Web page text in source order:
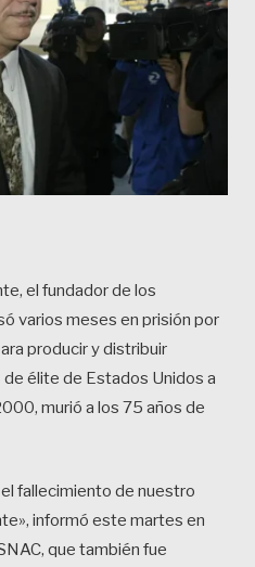
el fundador de los
varios meses en prisión por
producir y distribuir
élite de Estados Unidos a
murió a los 75 años de
fallecimiento de nuestro
informó este martes en
que también fue